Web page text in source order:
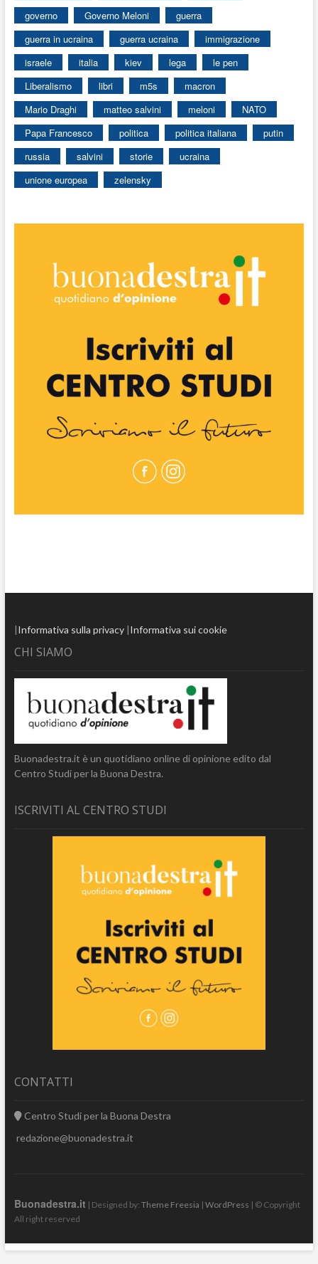
governo
Governo Meloni
guerra
guerra in ucraina
guerra ucraina
immigrazione
israele
italia kiev lega
le pen
Liberalismo
libri m5s
macron
Mario Draghi
matteo salvini meloni
NATO
Papa Francesco
politica politica italiana
putin
russia
salvini storie
ucraina
unione europea
zelensky
|Informativa sulla privacy|Informativa sui cookie
CHI SIAMO
Buonadestra.it è un quotidiano online di opinione edito dal
Centro Studi per la Buona Destra.
ISCRIVITI AL CENTRO STUDI
CONTATTI
Centro Studi per la Buona Destra
redazione@buonadestra.it
Buonadestra.it | Designed by: Theme Freesia | WordPress | © Copyright
All right reserved